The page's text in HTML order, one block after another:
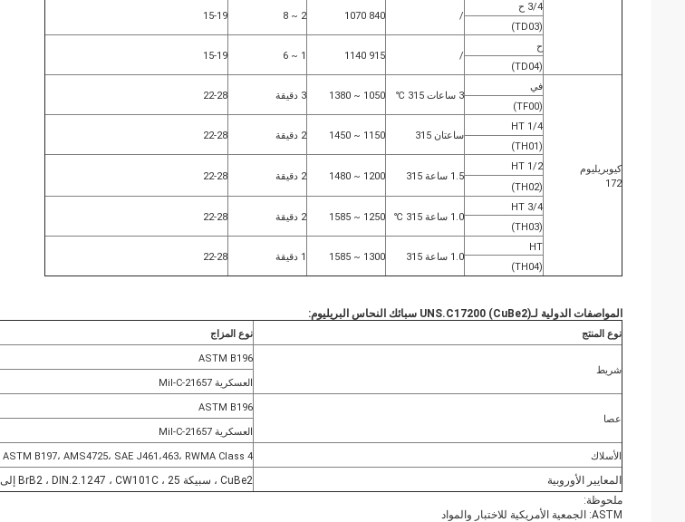
3/4 ح
/
840 1070
2 ~ 8
15-19
(TD03)
ح
/
915 1140
1 ~ 6
15-19
(TD04)
كيوبريليوم
172
في
3 ساعات 315 ℃ 1050 ~ 1380 3 دقيقة
22-28
(TF00)
1/4 HT
ساعتان 315 1150 ~ 1450 2 دقيقة
22-28
(TH01)
1/2 HT
1.5 ساعة 315
1200 ~ 1480 2 دقيقة
22-28
(TH02)
3/4 HT
1.0 ساعة 315 ℃
1250 ~ 1585 2 دقيقة
22-28
(TH03)
HT
1.0 ساعة 315
1300 ~ 1585 1 دقيقة
22-28
(TH04)
المواصفات الدولية لـUNS.C17200 (CuBe2) سبائك النحاس البريليوم:
نوع المنتج نوع المزاج
شريط
ASTM B196
العسكرية Mil-C-21657
عصا
ASTM B196
العسكرية Mil-C-21657
الأسلاك ASTM B197، AMS4725، SAE J461،463، RWMA Class 4
المعايير الأوروبية
CuBe2 ، سبيكة 25 ، BrB2 ، DIN.2.1247 ، CW101C إلى EN
ملحوظة:
ASTM: الجمعية الأمريكية للاختبار والمواد